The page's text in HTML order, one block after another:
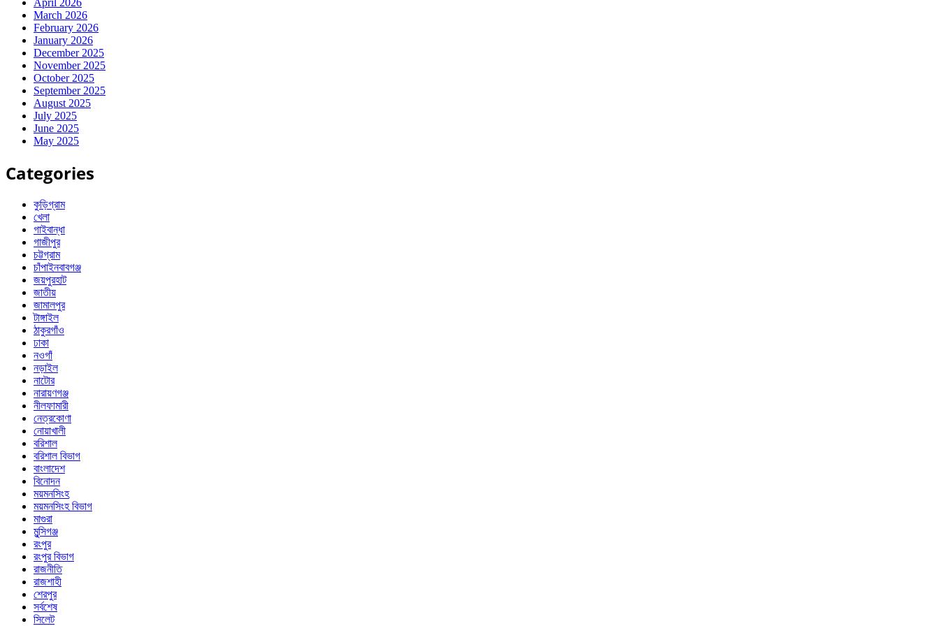
March 2026
February 2026
January 2026
December 2025
November 2025
October 2025
September 2025
August 2025
July 2025
June 2025
May 2025
Categories
কুড়িগ্রাম
খেলা
গাইবান্ধা
গাজীপুর
চট্টগ্রাম
চাঁপাইনবাবগঞ্জ
জয়পুরহাট
জাতীয়
জামালপুর
টাঙ্গাইল
ঠাকুরগাঁও
ঢাকা
নওগাঁ
নড়াইল
নাটোর
নারায়ণগঞ্জ
নীলফামারী
নেত্রকোণা
নোয়াখালী
বরিশাল
বরিশাল বিভাগ
বাংলাদেশ
বিনোদন
ময়মনসিংহ
ময়মনসিংহ বিভাগ
মাগুরা
মুন্সিগঞ্জ
রংপুর
রংপুর বিভাগ
রাজনীতি
রাজশাহী
শেরপুর
সর্বশেষ
সিলেট